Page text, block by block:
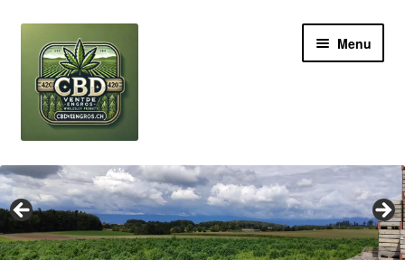
navigation
contenu
Menu
Revendeur
Grossiste Cannabis CBD